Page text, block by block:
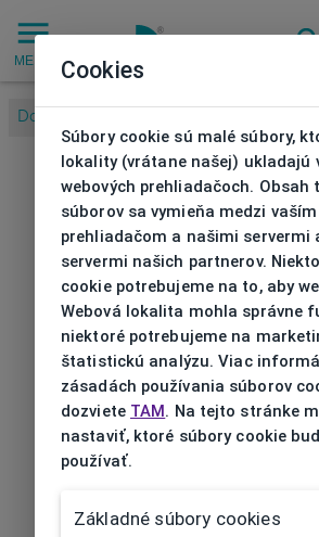
MENU
Domov
Cookies
Súbory cookie sú malé súbory,
lokality (vrátane našej) ukladajú
webových prehliadačoch. Obsah
súborov sa vymieňa medzi vaším
prehliadačom a našimi servermi
servermi našich partnerov.
cookie potrebujeme na to, aby
Webová lokalita mohla správne
niektoré potrebujeme na
štatistickú analýzu. Viac
zásadách používania súborov
dozviete TAM. Na tejto stránke
nastaviť, ktoré súbory cookie
používať.
Základné súbory cookies